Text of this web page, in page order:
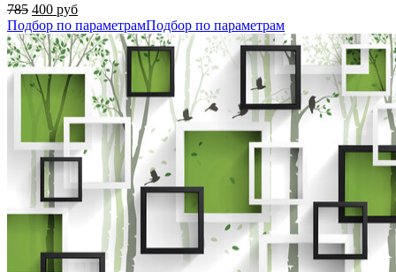
785 400 руб
Подбор по параметрамПодбор по параметрам